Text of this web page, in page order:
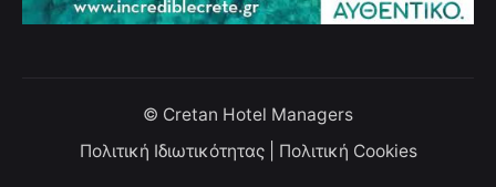
© Cretan Hotel Managers
Πολιτική Ιδιωτικότητας| Πολιτική Cookies